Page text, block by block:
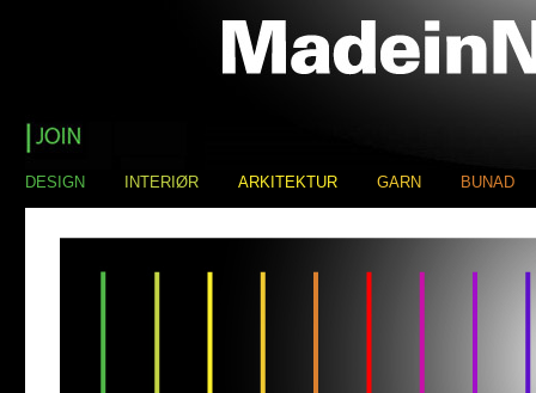
DESIGN INTERIØR ARKITEKTUR GARN BUNAD